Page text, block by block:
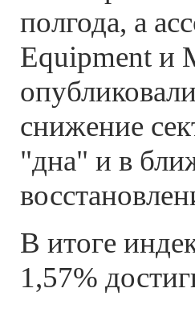
полгода, а
Equipment и
снижение
"дна" и в
В итоге
1,57%